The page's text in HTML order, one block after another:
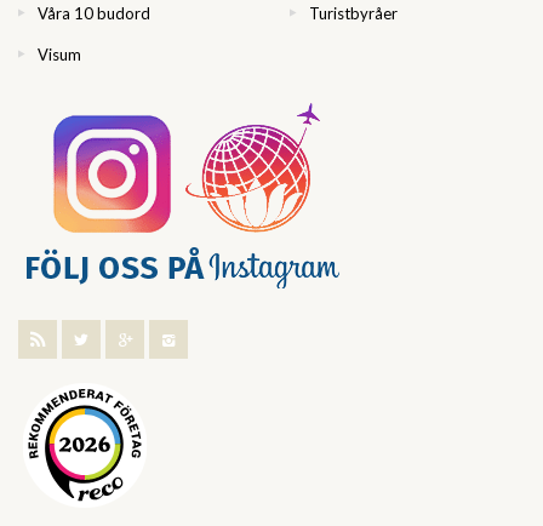
Våra 10 budord Turistbyråer
Visum